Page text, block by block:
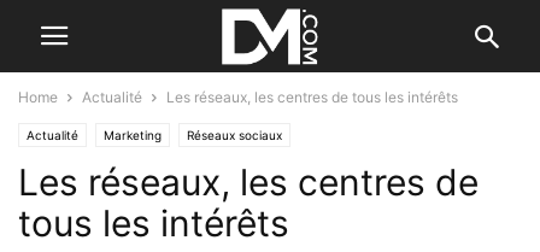
Home Actualité Les réseaux, les centres de tous les intérêts
Actualité Marketing Réseaux sociaux
Les réseaux, les centres de
tous les intérêts